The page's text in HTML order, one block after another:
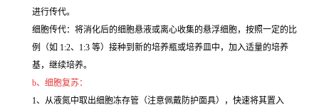
进行传代。
细胞传代：将消化后的细胞悬液或离心收集的悬浮细胞，按照一定的比
例（如 1:2、1:3 等）接种到新的培养瓶或培养皿中，加入适量的培养
基，继续培养。
b、细胞复苏：
1、从液氮中取出细胞冻存管（注意佩戴防护面具），快速将其置入